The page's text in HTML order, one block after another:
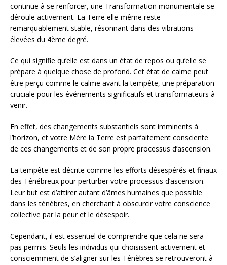
continue à se renforcer, une Transformation monumentale se
déroule activement. La Terre elle-même reste
remarquablement stable, résonnant dans des vibrations
élevées du 4ème degré.
Ce qui signifie qu’elle est dans un état de repos ou qu’elle se
prépare à quelque chose de profond. Cet état de calme peut
être perçu comme le calme avant la tempête, une préparation
cruciale pour les événements significatifs et transformateurs à
venir.
En effet, des changements substantiels sont imminents à
l’horizon, et votre Mère la Terre est parfaitement consciente
de ces changements et de son propre processus d’ascension.
La tempête est décrite comme les efforts désespérés et finaux
des Ténébreux pour perturber votre processus d’ascension.
Leur but est d’attirer autant d’âmes humaines que possible
dans les ténèbres, en cherchant à obscurcir votre conscience
collective par la peur et le désespoir.
Cependant, il est essentiel de comprendre que cela ne sera
pas permis. Seuls les individus qui choisissent activement et
consciemment de s’aligner sur les Ténèbres se retrouveront à